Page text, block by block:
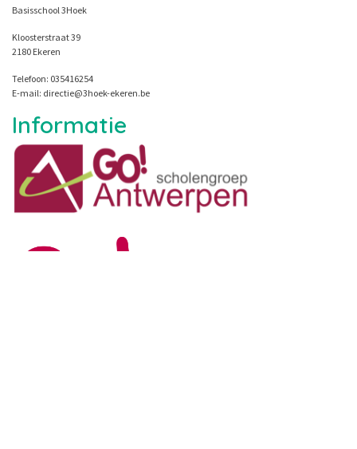
Basisschool 3Hoek
Kloosterstraat 39
2180 Ekeren
Telefoon: 035416254
E-mail: directie@3hoek-ekeren.be
Informatie